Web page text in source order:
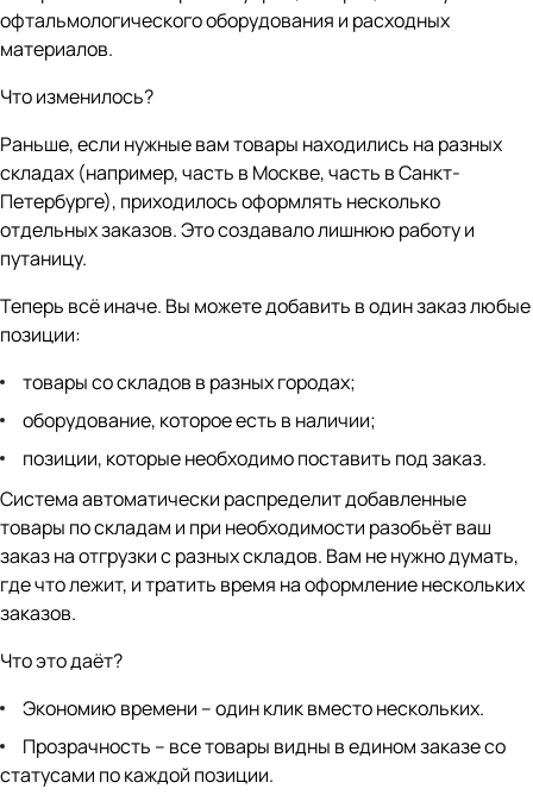
офтальмологического оборудования и расходных
материалов.
Что изменилось?
Раньше, если нужные вам товары находились на разных
складах (например, часть в Москве, часть в Санкт-
Петербурге), приходилось оформлять несколько
отдельных заказов. Это создавало лишнюю работу и
путаницу.
Теперь всё иначе. Вы можете добавить в один заказ любые
позиции:
товары со складов в разных городах;
оборудование, которое есть в наличии;
позиции, которые необходимо поставить под заказ.
Система автоматически распределит добавленные
товары по складам и при необходимости разобьёт ваш
заказ на отгрузки с разных складов. Вам не нужно думать,
где что лежит, и тратить время на оформление нескольких
заказов.
Что это даёт?
Экономию времени – один клик вместо нескольких.
Прозрачность – все товары видны в едином заказе со
статусами по каждой позиции.